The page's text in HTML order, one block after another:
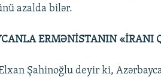
azalda bilər.
ERMƏNİSTANIN «İRANI
Şahinoğlu deyir ki,